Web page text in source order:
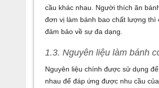
cầu khác nhau. Người thích ăn
đơn vị làm bánh bao chất lượng thì
đảm bảo về sự đa dạng.
1.3. Nguyên liệu làm bánh
Nguyên liệu chính được sử dụng
nhau để đáp ứng được nhu cầu